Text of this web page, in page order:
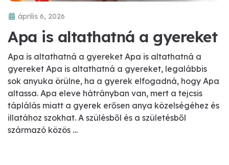
április 6, 2026
Apa is altathatná a gyereket
Apa is altathatná a gyereket Apa is altathatná a
gyereket Apa is altathatná a gyereket, legalábbis
sok anyuka örülne, ha a gyerek elfogadná, hogy Apa
altassa. Apa eleve hátrányban van, mert a tejcsis
táplálás miatt a gyerek erősen anya közelségéhez és
illatához szokhat. A szülésből és a születésből
származó közös …